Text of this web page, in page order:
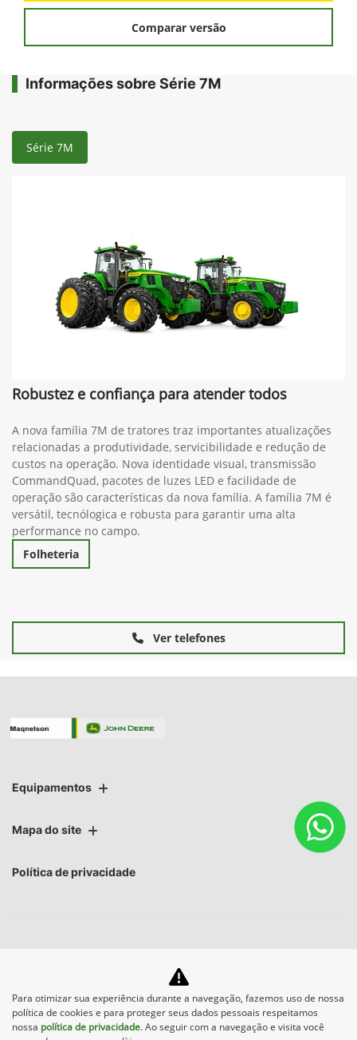
Comparar versão
Informações sobre Série 7M
Série 7M
Robustez e confiança para atender todos
A nova família 7M de tratores traz importantes atualizações
relacionadas a produtividade, servicibilidade e redução de
custos na operação. Nova identidade visual, transmissão
CommandQuad, pacotes de luzes LED e facilidade de
operação são características da nova família. A família 7M é
versátil, tecnólogica e robusta para garantir uma alta
performance no campo.
Folheteria
Ver telefones
Equipamentos
Mapa do site
Política de privacidade
No trânsito, enxergar o outro salva
vidas.
Para otimizar sua experiência durante a navegação, fazemos uso de nossa
política de cookies e para proteger seus dados pessoais respeitamos
nossa política de privacidade. Ao seguir com a navegação e visita você